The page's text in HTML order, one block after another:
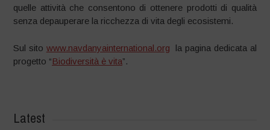
quelle attività che consentono di ottenere prodotti di qualità
senza depauperare la ricchezza di vita degli ecosistemi.
Sul sito www.navdanyainternational.org la pagina dedicata al
progetto “Biodiversità è vita”.
Latest